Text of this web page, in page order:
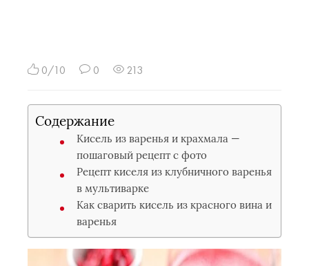
0/10 0 213
Содержание
Кисель из варенья и крахмала —
пошаговый рецепт с фото
Рецепт киселя из клубничного варенья
в мультиварке
Как сварить кисель из красного вина и
варенья